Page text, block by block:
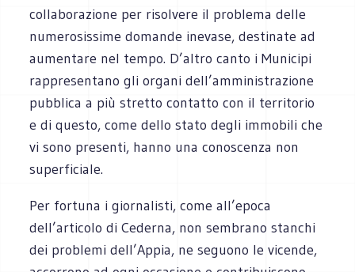
collaborazione per risolvere il problema delle
numerosissime domande inevase, destinate ad
aumentare nel tempo. D’altro canto i Municipi
rappresentano gli organi dell’amministrazione
pubblica a più stretto contatto con il territorio
e di questo, come dello stato degli immobili che
vi sono presenti, hanno una conoscenza non
superficiale.
Per fortuna i giornalisti, come all’epoca
dell’articolo di Cederna, non sembrano stanchi
dei problemi dell’Appia, ne seguono le vicende,